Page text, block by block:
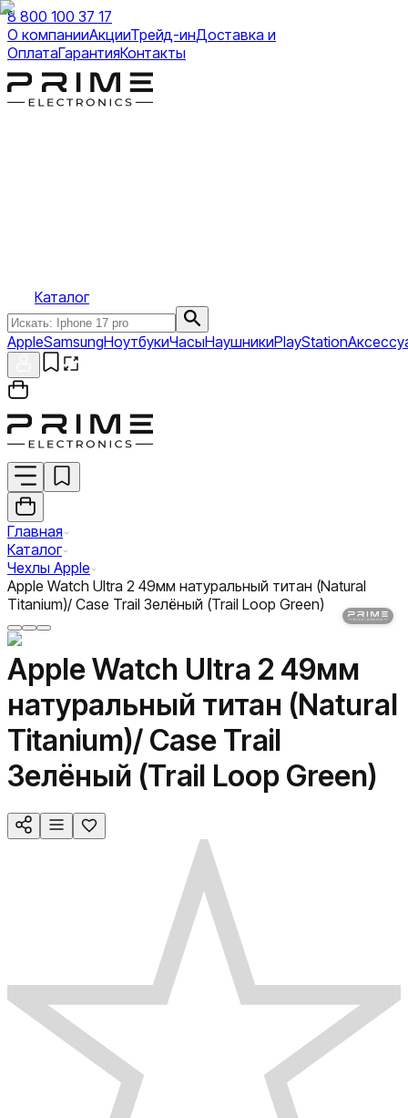
8 800 100 37 17
О компанииАкцииТрейд-инДоставка и
ОплатаГарантияКонтакты
Каталог
AppleSamsungНоутбукиЧасыНаушникиPlayStation
Главная
Каталог
Чехлы Apple
Apple Watch Ultra 2 49мм натуральный титан (Natural
Titanium)/ Case Trail Зелёный (Trail Loop Green)
Apple Watch Ultra 2 49мм
натуральный титан (Natural
Titanium)/ Case Trail
Зелёный (Trail Loop Green)